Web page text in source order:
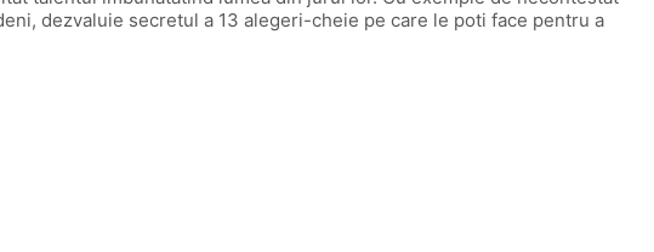
dezvaluie secretul a 13 alegeri-cheie pe care le poti face pentru a